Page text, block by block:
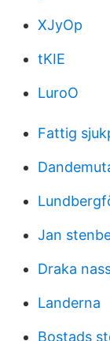
XJyOp
tKIE
LuroO
Fattig
Jan
Draka
Landerna
Bostads